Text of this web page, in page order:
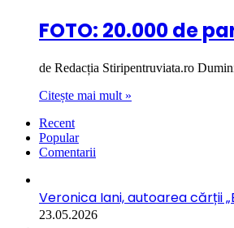
FOTO: 20.000 de
de Redacția Stiripentruviata.ro
Citește mai mult »
Recent
Popular
Comentarii
Veronica Iani, autoarea cărții
23.05.2026